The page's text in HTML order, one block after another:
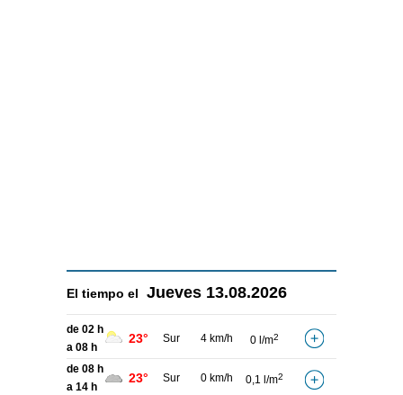
El tiempo el Jueves 13.08.2026
de 02 h
a 08 h
23° Sur 4 km/h 0 l/m2
de 08 h
a 14 h
23° Sur 0 km/h 0,1 l/m2